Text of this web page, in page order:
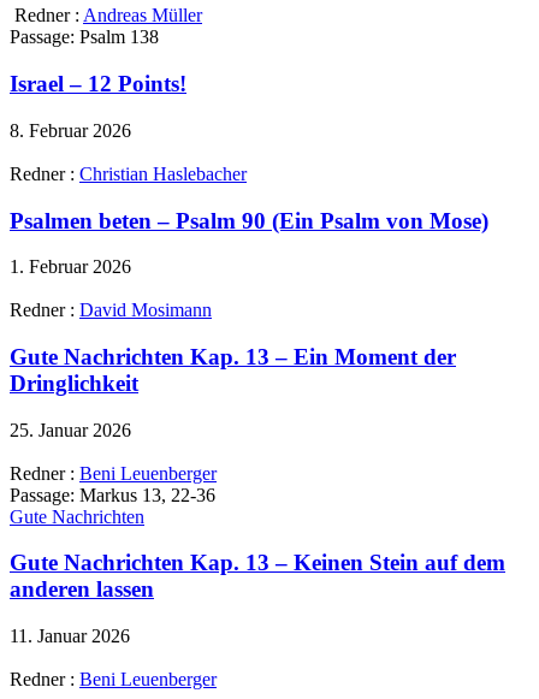
Redner : Andreas Müller
Passage: Psalm 138
Israel – 12 Points!
8. Februar 2026
Redner : Christian Haslebacher
Psalmen beten – Psalm 90 (Ein Psalm von Mose)
1. Februar 2026
Redner : David Mosimann
Gute Nachrichten Kap. 13 – Ein Moment der
Dringlichkeit
25. Januar 2026
Redner : Beni Leuenberger
Passage: Markus 13, 22-36
Gute Nachrichten
Gute Nachrichten Kap. 13 – Keinen Stein auf dem
anderen lassen
11. Januar 2026
Redner : Beni Leuenberger